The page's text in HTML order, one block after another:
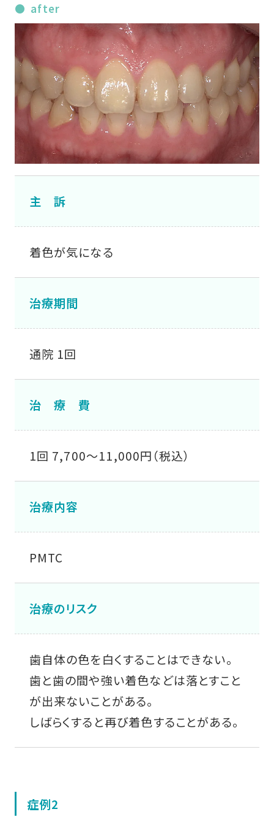
after
主 訴
着色が気になる
治療期間
通院 1回
治 療 費
1回 7,700〜11,000円（税込）
治療内容
PMTC
治療のリスク
歯自体の色を白くすることはできない。
歯と歯の間や強い着色などは落とすこと
が出来ないことがある。
しばらくすると再び着色することがある。
症例2